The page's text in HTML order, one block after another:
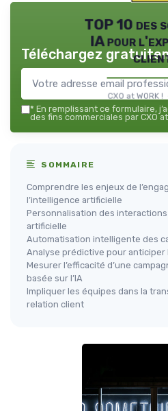
TOP 10 des
IA pour
CXO at WORK
Téléchargez
* En remplissant ce formulaire,
des fins commerciales par CXO
SOMMAIRE
Comprendre les enjeux de
l’intelligence artificielle
Personnalisation des interactions
artificielle
Automatisation intelligente des
Analyse prédictive pour
Mesurer l’efficacité d’une
basée sur l’IA
Impliquer les équipes dans la
relation client